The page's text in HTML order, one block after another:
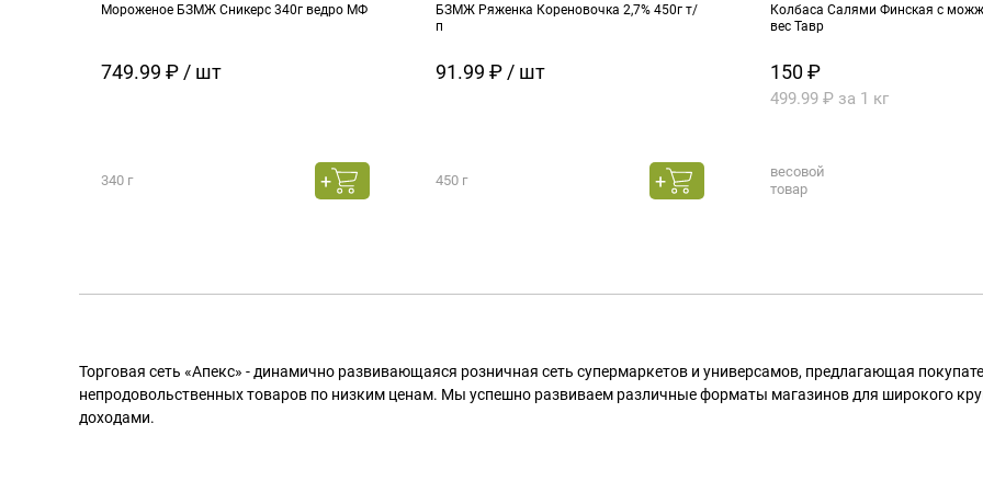
Мороженое БЗМЖ Сникерс 340г ведро МФ
749.99 ₽ / шт
340 г
БЗМЖ Ряженка Кореновочка 2,7% 450г т/
п
91.99 ₽ / шт
450 г
Колбаса Салями Финская с
вес Тавр
150 ₽
499.99 ₽ за 1 кг
весовой
товар
Торговая сеть «Апекс» - динамично развивающаяся розничная сеть супермаркетов и универсамов, предлагающая
непродовольственных товаров по низким ценам. Мы успешно развиваем различные форматы магазинов для широкого
доходами.